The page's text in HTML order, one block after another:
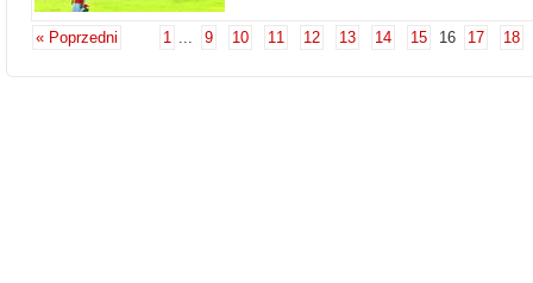
« Poprzedni 1 ... 9 10 11 12 13 14 15 16 17 18